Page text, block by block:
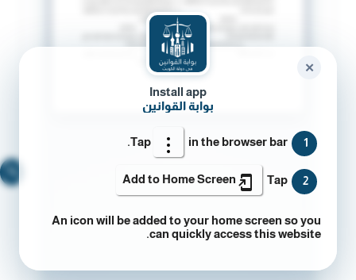
Install app
بوابة القوانين
1
Tap in the browser bar.
2
Tap
Add to Home Screen
An icon will be added to your home screen so you
can quickly access this website.
✕